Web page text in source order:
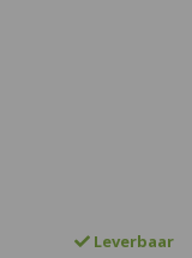
Leverbaar